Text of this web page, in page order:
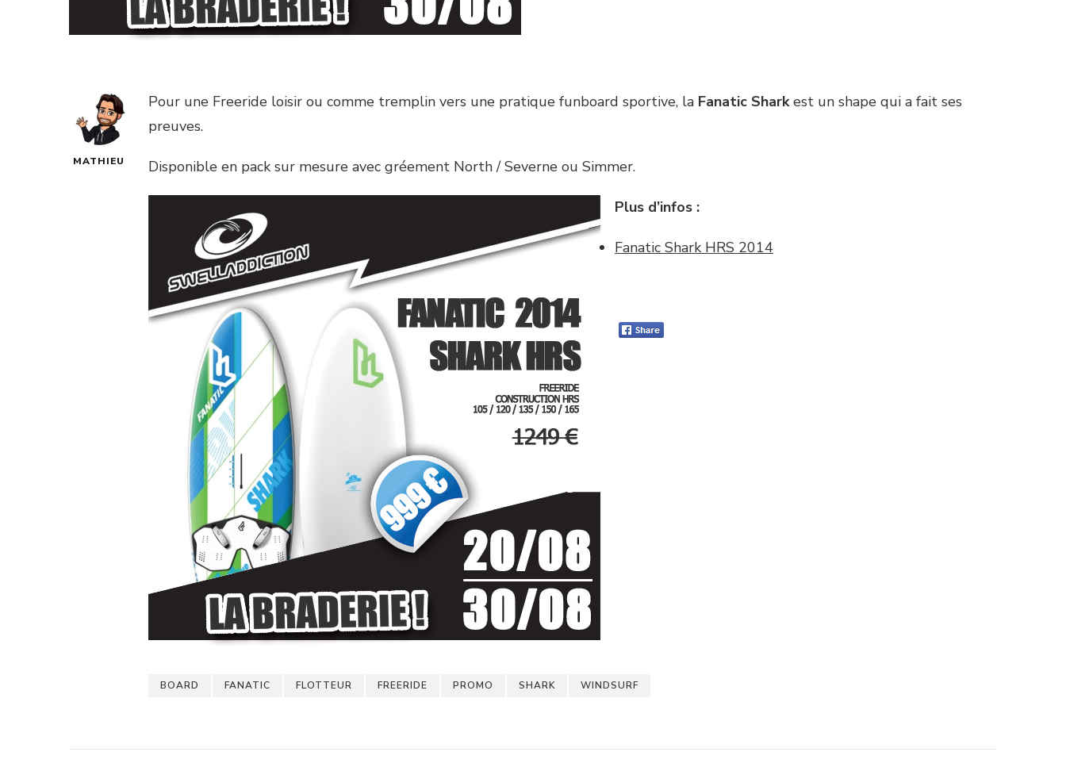
MATHIEU
Pour une Freeride loisir ou comme tremplin vers une pratique funboard sportive, la Fanatic Sharkest un shape qui a fait ses
preuves.
Disponible en pack sur mesure avec gréement North / Severne ou Simmer.
Plus d’infos :
Fanatic Shark HRS 2014
BOARD FANATIC FLOTTEUR FREERIDE PROMO SHARK WINDSURF